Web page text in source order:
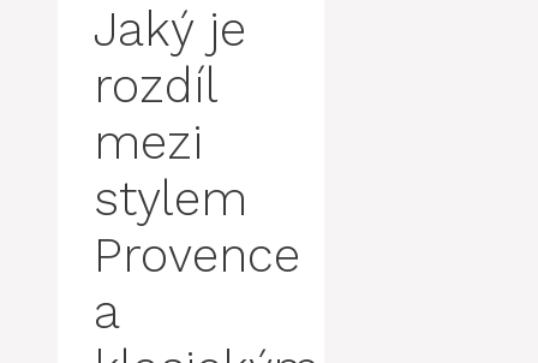
Jaký je
rozdíl
mezi
stylem
Provence
a